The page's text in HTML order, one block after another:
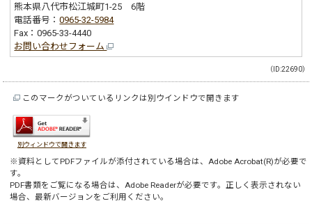
熊本県八代市松江城町1-25 6階
電話番号：0965-32-5984
Fax：0965-33-4440
お問い合わせフォーム
（ID:22690）
このマークがついているリンクは別ウインドウで開きます
別ウィンドウで開きます
※資料としてPDFファイルが添付されている場合は、 Adobe Acrobat(R)が必要で
す。
PDF書類をご覧になる場合は、 Adobe Readerが必要です。正しく表示されない
場合、最新バージョンをご利用ください。